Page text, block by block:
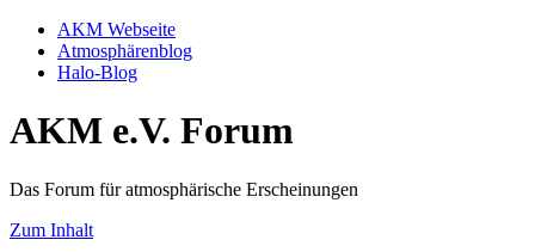
AKM Webseite
Atmosphärenblog
Halo-Blog
AKM e.V. Forum
Das Forum für atmosphärische Erscheinungen
Zum Inhalt